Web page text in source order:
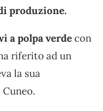
produzione.
a polpa verdecon
riferito ad un
la sua